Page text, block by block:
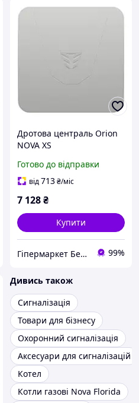
Дротова централь Orion
NOVA XS
Готово до відправки
від713₴/міс
7 128₴
Купити
Гіпермаркет Безпеки Bezpeka-SHOP 99%
Дивись також
Сигналізація
Товари для бізнесу
Охоронний сигналізація
Аксесуари для сигналізацій
Котел
Котли газові Nova Florida